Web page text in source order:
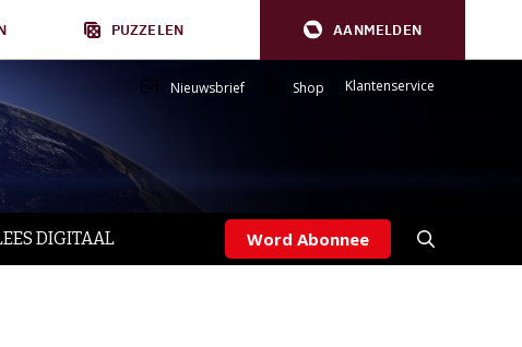
PUZZELEN AANMELDEN
Nieuwsbrief Shop Klantenservice
DIGITAAL Word Abonnee